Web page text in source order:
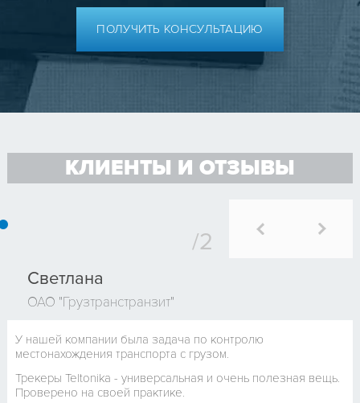
ПОЛУЧИТЬ КОНСУЛЬТАЦИЮ
КЛИЕНТЫ И ОТЗЫВЫ
Светлана
ОАО "Грузтранстранзит"
У нашей компании была задача по контролю
местонахождения транспорта с грузом.
Трекеры Teltonika - универсальная и очень полезная вещь.
Проверено на своей практике.